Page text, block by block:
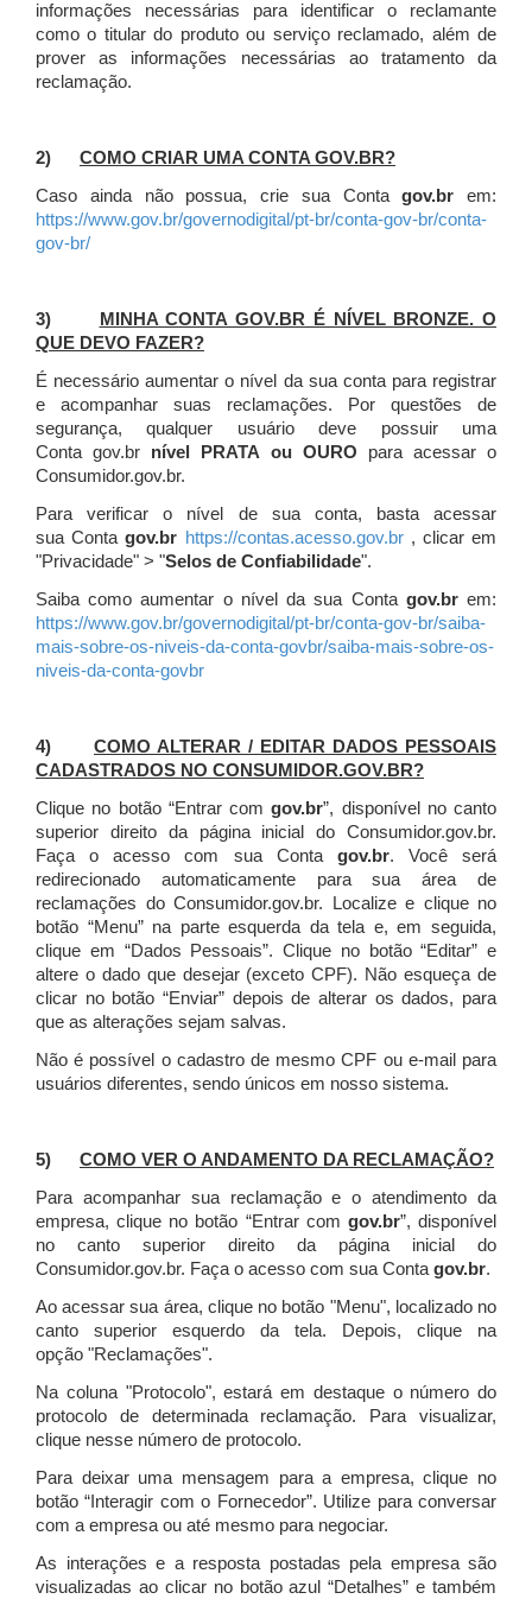
informações necessárias para identificar o reclamante
como o titular do produto ou serviço reclamado, além de
prover as informações necessárias ao tratamento da
reclamação.
2) COMO CRIAR UMA CONTA GOV.BR?
Caso ainda não possua, crie sua Contagov.br em:
https://www.gov.br/governodigital/pt-br/conta-gov-br/conta-
gov-br/
3)
MINHA CONTA GOV.BR É NÍVEL BRONZE. O
QUE DEVO FAZER?
É necessário aumentar o nível da sua conta para registrar
e acompanhar suas reclamações. Por questões de
segurança, qualquer usuário deve possuir uma
Conta gov.br nível PRATA ou OURO para acessar o
Consumidor.gov.br.
Para verificar o nível de sua conta, basta acessar
sua Contagov.br https://contas.acesso.gov.br, clicar em
"Privacidade" > "Selos de Confiabilidade".
Saiba como aumentar o nível da sua Conta gov.brem:
https://www.gov.br/governodigital/pt-br/conta-gov-br/saiba-
mais-sobre-os-niveis-da-conta-govbr/saiba-mais-sobre-os-
niveis-da-conta-govbr
4) COMO ALTERAR / EDITAR DADOS PESSOAIS
CADASTRADOS NO CONSUMIDOR.GOV.BR?
Clique no botão “Entrar comgov.br”, disponível no canto
superior direito da página inicial do Consumidor.gov.br.
Faça o acesso com sua Conta gov.br. Você será
redirecionado automaticamente para sua área de
reclamações do Consumidor.gov.br.
Localize e clique no
botão “Menu” na parte esquerda da tela e, em seguida,
clique em “Dados Pessoais”. Clique no botão “Editar” e
altere o dado que desejar (exceto CPF). Não esqueça de
clicar no botão “Enviar” depois de alterar os dados, para
que as alterações sejam salvas.
Não é possível o cadastro de mesmo CPF ou e-mail para
usuários diferentes, sendo únicos em nosso sistema.
5) COMO VER O ANDAMENTO DA RECLAMAÇÃO?
Para acompanhar sua reclamação e o atendimento da
empresa, clique no botão “Entrar com gov.br”, disponível
no canto superior direito da página inicial do
Consumidor.gov.br. Faça o acesso com sua Contagov.br.
Ao acessar sua área, clique no botão "Menu", localizado no
canto superior esquerdo da tela. Depois, clique na
opção "Reclamações".
Na coluna "Protocolo", estará em destaque o número do
protocolo de determinada reclamação. Para visualizar,
clique nesse número de protocolo.
Para deixar uma mensagem para a empresa, clique no
botão “Interagir com o Fornecedor”. Utilize para conversar
com a empresa ou até mesmo para negociar.
As interações e a resposta postadas pela empresa são
visualizadas ao clicar no botão azul “Detalhes” e também